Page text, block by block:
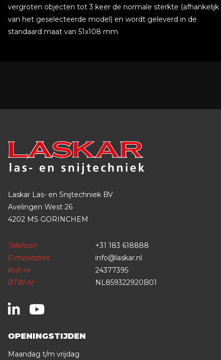
vergroten objecten tot 3 keer de normale sterkte (afhankelijk
van het geselecteerde model) en wordt geleverd in de
standaard maat van 51x108 mm.
Laskar Las- en Snijtechniek BV
Avelingen West 26
4202 MS GORINCHEM
Telefoon
+31 183 618888
E-mailadres
info@laskar.nl
KvK-nr
24377395
BTW-nr
NL859322920B01
OPENINGSTIJDEN
Maandag t/m vrijdag